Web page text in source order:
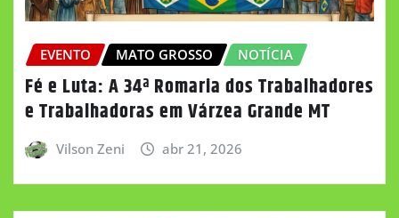
EVENTO MATO GROSSO NOTÍCIA
Fé e Luta: A 34ª Romaria dos Trabalhadores
e Trabalhadoras em Várzea Grande MT
Vilson Zeni abr 21, 2026